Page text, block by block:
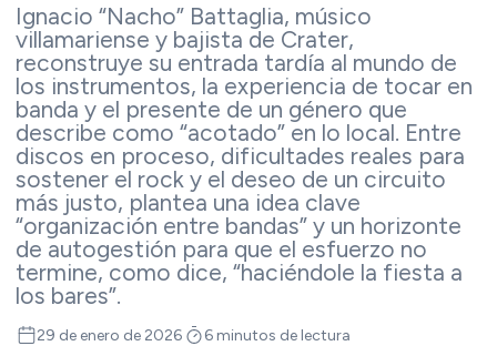
Ignacio “Nacho” Battaglia, músico
villamariense y bajista de Crater,
reconstruye su entrada tardía al mundo de
los instrumentos, la experiencia de tocar en
banda y el presente de un género que
describe como “acotado” en lo local. Entre
discos en proceso, dificultades reales para
sostener el rock y el deseo de un circuito
más justo, plantea una idea clave
“organización entre bandas” y un horizonte
de autogestión para que el esfuerzo no
termine, como dice, “haciéndole la fiesta a
los bares”.
29 de enero de 2026 6 minutos de lectura